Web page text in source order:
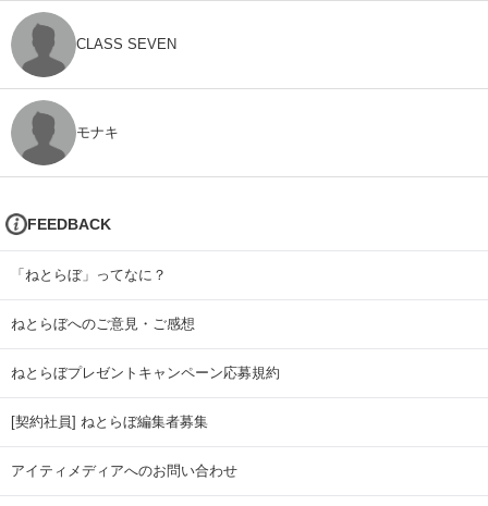
CLASS SEVEN
モナキ
FEEDBACK
「ねとらぼ」ってなに？
ねとらぼへのご意見・ご感想
ねとらぼプレゼントキャンペーン応募規約
[契約社員] ねとらぼ編集者募集
アイティメディアへのお問い合わせ